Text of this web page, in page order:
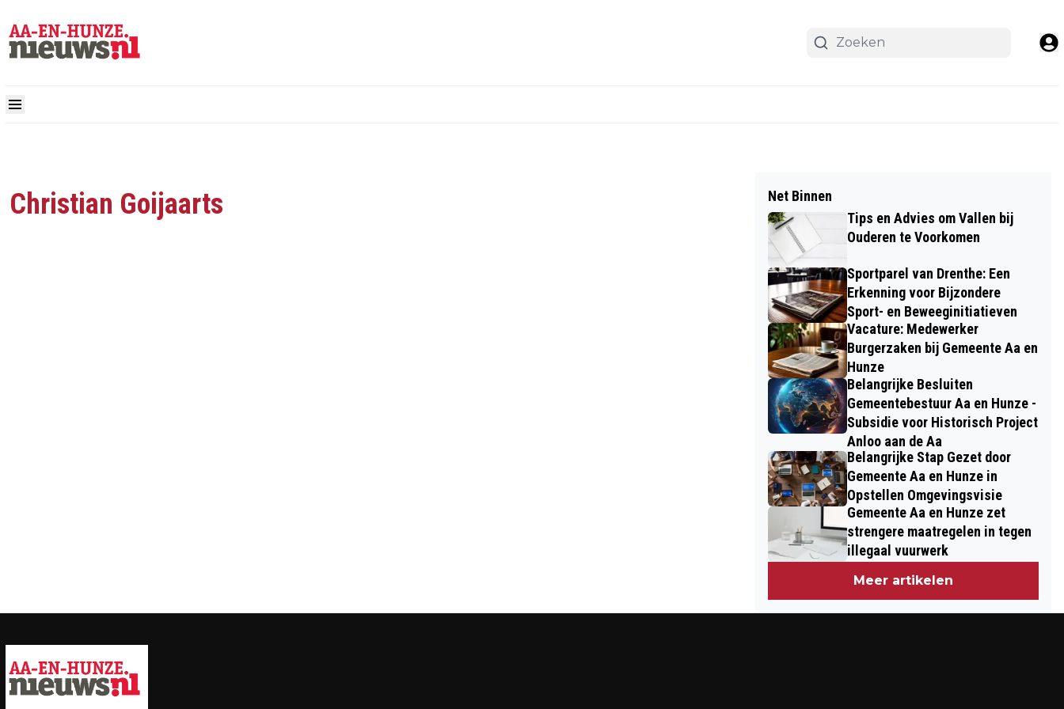
Christian Goijaarts
Net Binnen
Tips en Advies om Vallen bij
Ouderen te Voorkomen
Sportparel van Drenthe: Een
Erkenning voor Bijzondere
Sport- en Beweeginitiatieven
Vacature: Medewerker
Burgerzaken bij Gemeente Aa en
Hunze
Belangrijke Besluiten
Gemeentebestuur Aa en Hunze -
Subsidie voor Historisch Project
Anloo aan de Aa
Belangrijke Stap Gezet door
Gemeente Aa en Hunze in
Opstellen Omgevingsvisie
Gemeente Aa en Hunze zet
strengere maatregelen in tegen
illegaal vuurwerk
Meer artikelen